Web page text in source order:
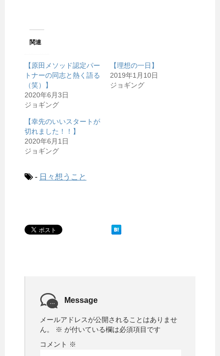
関連
【原田メソッド認定パー
トナーの同志と熱く語る
（笑）】
2020年6月3日
ジョギング
【理想の一日】
2019年1月10日
ジョギング
【幸先のいいスタートが
切れました！！】
2020年6月1日
ジョギング
- 日々想うこと
Message
メールアドレスが公開されることはありませ
ん。
※ が付いている欄は必須項目です
コメント ※